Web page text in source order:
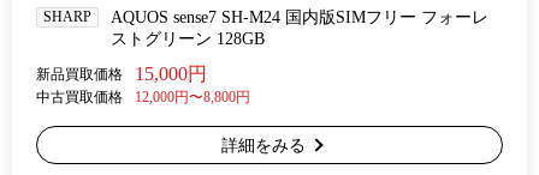
SHARP
AQUOS sense7 SH-M24 国内版SIMフリー フォーレ
ストグリーン 128GB
新品買取価格 15,000円
中古買取価格 12,000円〜8,800円
詳細をみる